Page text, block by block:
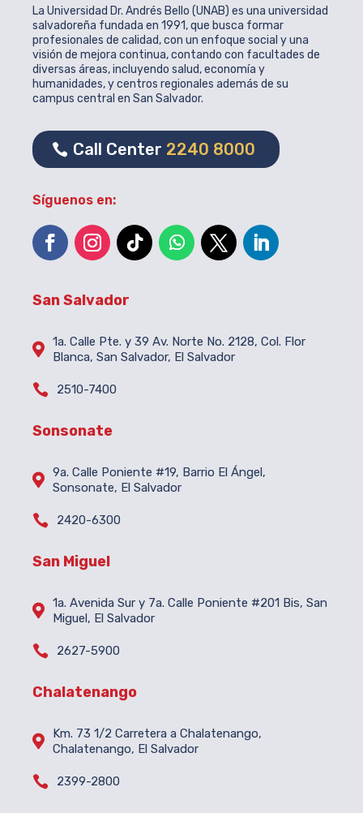
La Universidad Dr. Andrés Bello (UNAB) es una universidad
salvadoreña fundada en 1991, que busca formar
profesionales de calidad, con un enfoque social y una
visión de mejora continua, contando con facultades de
diversas áreas, incluyendo salud, economía y
humanidades, y centros regionales además de su
campus central en San Salvador.
Call Center 2240 8000
Síguenos en:
San Salvador
 1a. Calle Pte. y 39 Av. Norte No. 2128, Col. Flor
Blanca, San Salvador, El Salvador
 2510-7400
Sonsonate
 9a. Calle Poniente #19, Barrio El Ángel,
Sonsonate, El Salvador
 2420-6300
San Miguel
 1a. Avenida Sur y 7a. Calle Poniente #201 Bis, San
Miguel, El Salvador
 2627-5900
Chalatenango

Km. 73 1/2 Carretera a Chalatenango,
Chalatenango, El Salvador
 2399-2800